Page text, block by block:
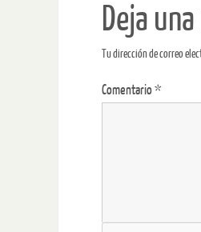
Deja
Tu dirección de correo
Comentario*